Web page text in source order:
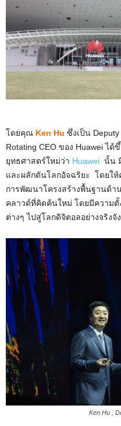
โดยคุณ Ken Hu ซึ่งเป็น
Rotating CEO ของ Huawei ได้
ยุทธศาสตร์ใหม่ว่า Huawei นั้น
และผลักดันโลกอัจฉริยะ โดยใ
การพัฒนาโครงสร้างพื้นฐานด้า
คลาวด์ที่คิดค้นใหม่ โดยมีความตั้
ต่างๆ ไปสู่โลกดิจิตอลอย่างจริงจัง
Ken Hu ,